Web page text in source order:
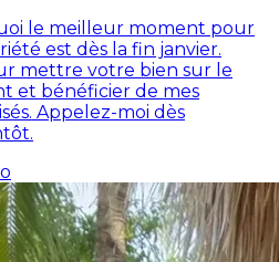
le meilleur moment pour
est dès la fin janvier.
mettre votre bien sur le
et bénéficier de mes
Appelez-moi dès